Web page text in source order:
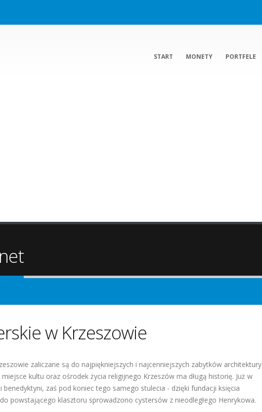
START MONETY PORTFELE
w Krzeszowie
zaliczane są do najpiękniejszych i najcenniejszych zabytków architektury
kultu oraz ośrodek życia religijnego Krzeszów ma długą historię. Już w
benedyktyni, zaś pod koniec tego samego stulecia - dzięki fundacji księcia
powstającego klasztoru sprowadzono cystersów z nieodległego Henrykowa.